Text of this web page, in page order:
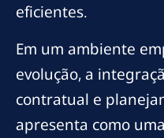
eficientes.
Em um ambiente
evolução, a
contratual e
apresenta como